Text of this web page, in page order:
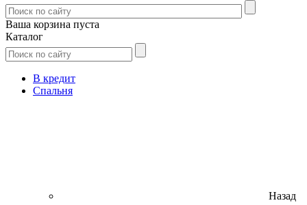
Ваша корзина пуста
Каталог
В кредит
Спальня
Назад